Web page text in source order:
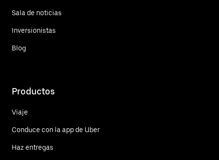
Sala de noticias
Inversionistas
Blog
Productos
Viaje
Conduce con la app de Uber
Haz entregas